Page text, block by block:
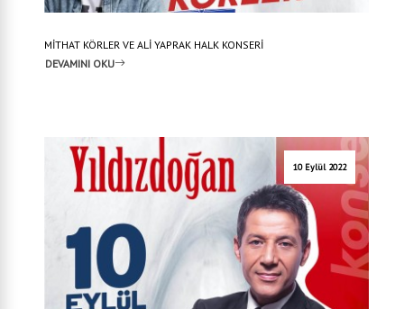
MİTHAT KÖRLER VE ALİ YAPRAK HALK KONSERİ
DEVAMINI OKU
10 Eylül 2022